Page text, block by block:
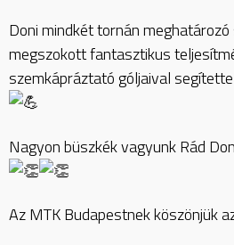
Doni mindkét tornán
megszokott fantasztikus
szemkápráztató góljaival
Nagyon büszkék vagyunk Rád
Az MTK Budapestnek köszönjük